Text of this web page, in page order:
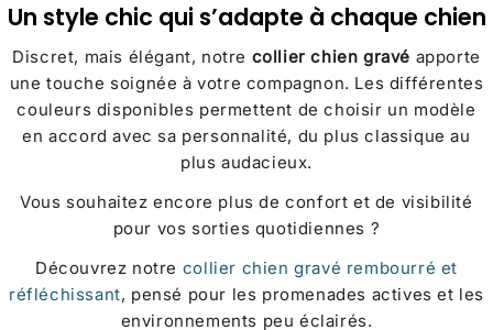
Un style chic qui s’adapte à chaque chien
Discret, mais élégant, notre collier chien gravé apporte
une touche soignée à votre compagnon. Les différentes
couleurs disponibles permettent de choisir un modèle
en accord avec sa personnalité, du plus classique au
plus audacieux.
Vous souhaitez encore plus de confort et de visibilité
pour vos sorties quotidiennes ?
Découvrez notre collier chien gravé rembourré et
réfléchissant, pensé pour les promenades actives et les
environnements peu éclairés.